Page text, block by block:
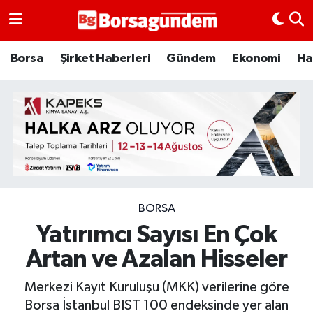
Borsa Şirket Haberleri Gündem Ekonomi
BORSA
Yatırımcı Sayısı En Çok
Artan ve Azalan Hisseler
Merkezi Kayıt Kuruluşu (MKK) verilerine göre
Borsa İstanbul BIST 100 endeksinde yer alan
Borsa
Emtia
Galeri
Bitcoin
Şirket Haberleri
Borsa Gundem